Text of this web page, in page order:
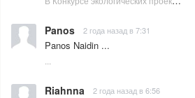
Panos 2 года назад в 7:31
Panos Naidin ...
Riahnna 2 года назад в 6:56